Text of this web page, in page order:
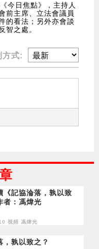
今日焦點》，主持人
前主席、立法會議員
的看法；另外亦會談
智之處。
方式:
《記協淪落，孰以致
者：馮煒光
視頻 馮煒光
，孰以致之？